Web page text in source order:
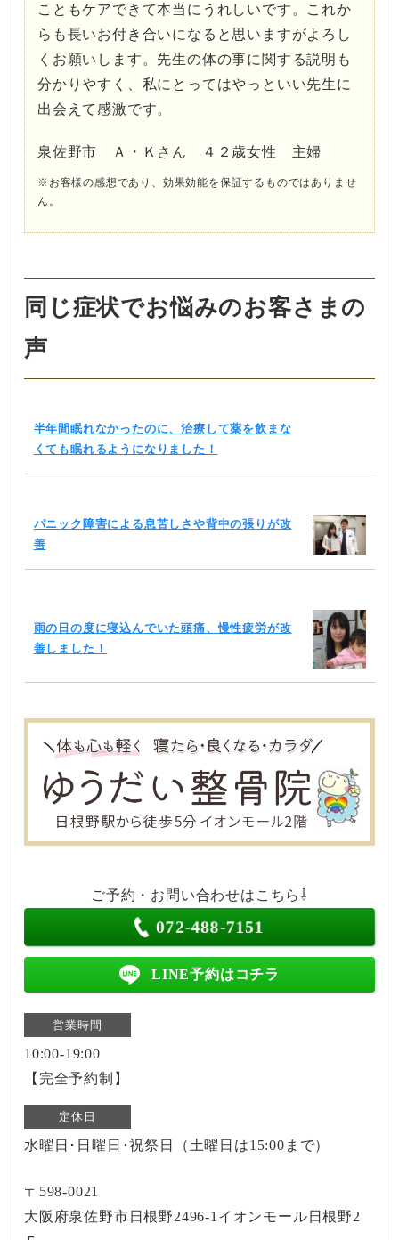
こともケアできて本当にうれしいです。これか
らも長いお付き合いになると思いますがよろし
くお願いします。先生の体の事に関する説明も
分かりやすく、私にとってはやっといい先生に
出会えて感激です。
泉佐野市 Ａ・Ｋさん ４２歳女性 主婦
※お客様の感想であり、効果効能を保証するものではありませ
ん。
同じ症状でお悩みのお客さまの
声
半年間眠れなかったのに、治療して薬を飲まな
くても眠れるようになりました！
パニック障害による息苦しさや背中の張りが改
善
雨の日の度に寝込んでいた頭痛、慢性疲労が改
善しました！
ご予約・お問い合わせはこちら⇩
072-488-7151
LINE予約はコチラ
営業時間
10:00-19:00
【完全予約制】
定休日
水曜日･日曜日･祝祭日（土曜日は15:00まで）
〒598-0021
大阪府泉佐野市日根野2496-1イオンモール日根野2